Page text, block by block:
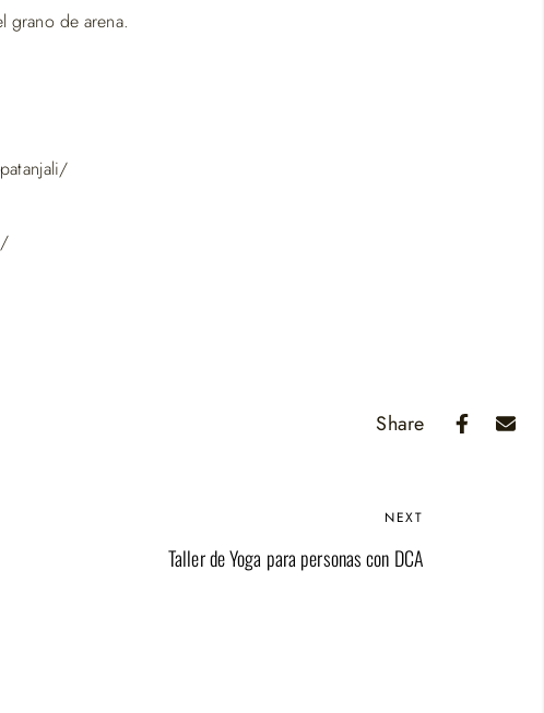
grano de arena.
Share
NEXT
Taller de Yoga para personas con DCA